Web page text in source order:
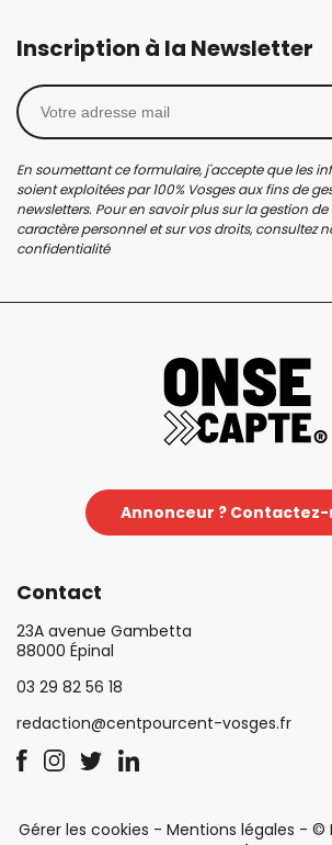
Inscription à la Newsletter
En soumettant ce formulaire, j'accepte que les
soient exploitées par 100% Vosges aux fins de
newsletters. Pour en savoir plus sur la gestion
caractère personnel et sur vos droits, consultez
confidentialité
Annonceur ?
Contact
23A avenue Gambetta
88000 Épinal
03 29 82 56 18
redaction@centpourcent-vosges.fr
Gérer les cookies - Mentions légales - ©